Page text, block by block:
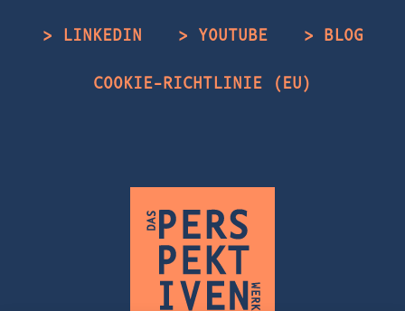
> LINKEDIN > YOUTUBE > BLOG
COOKIE-RICHTLINIE (EU)